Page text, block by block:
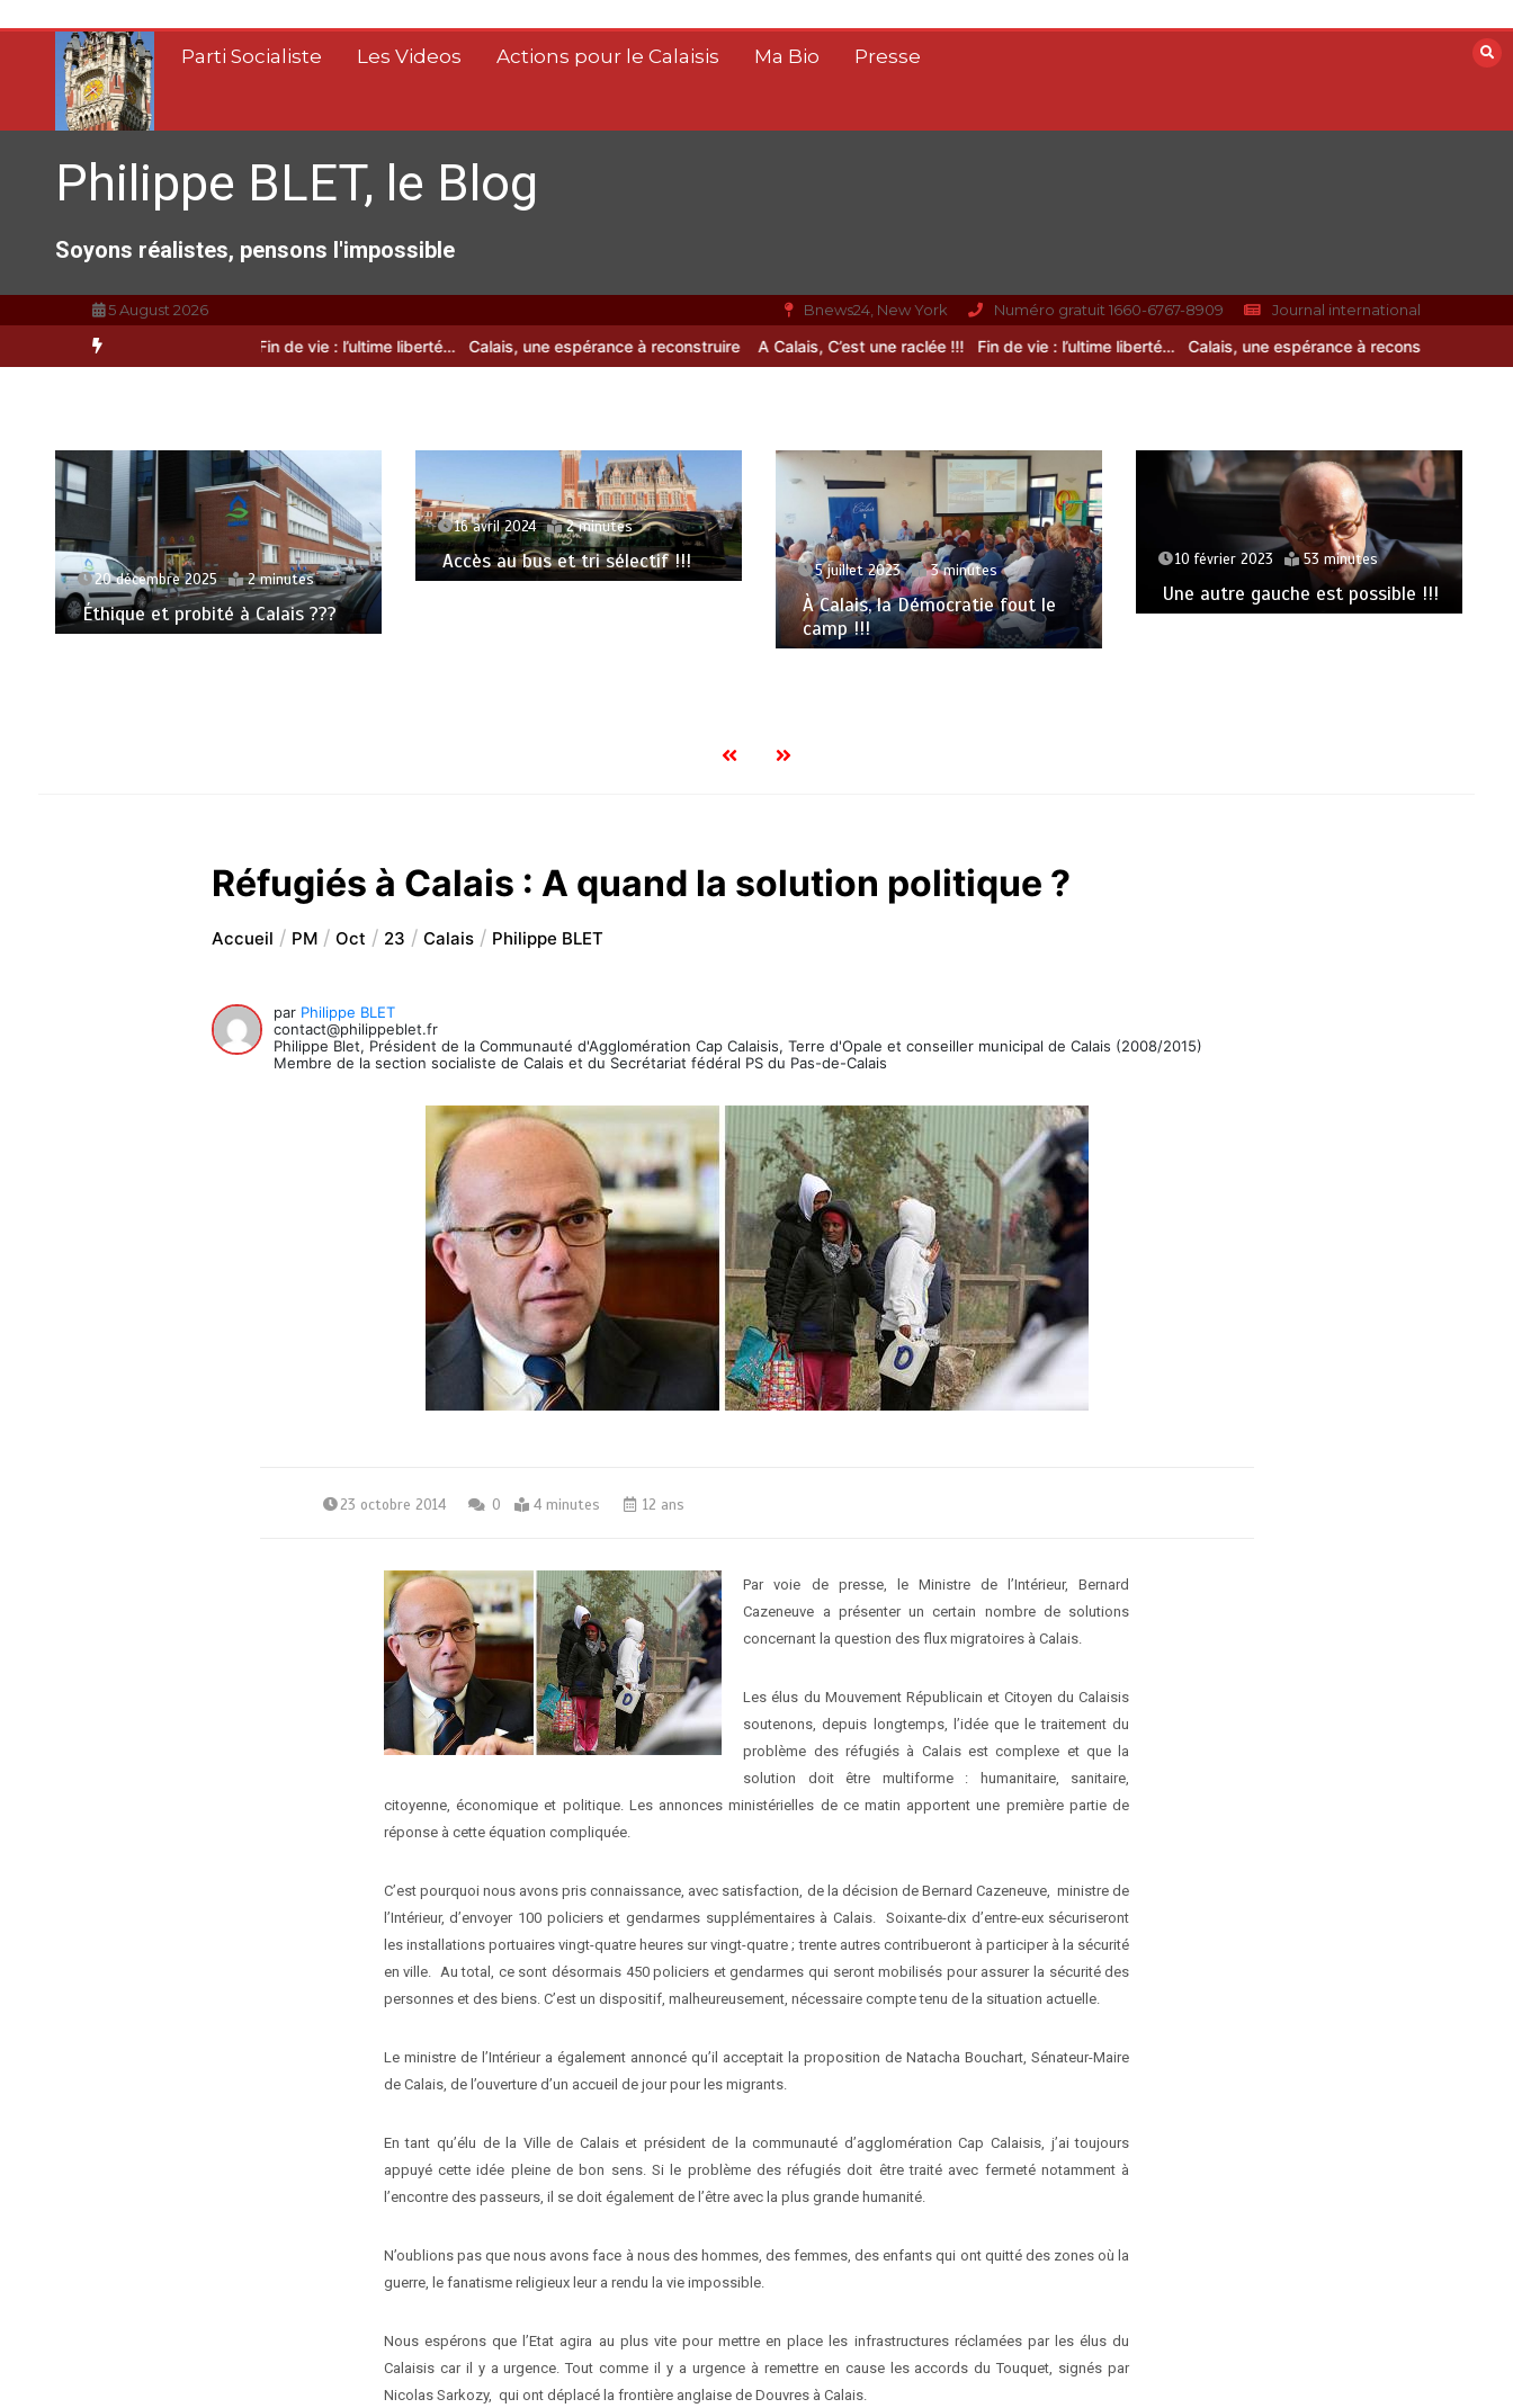
contenu
Parti Socialiste Les Videos Actions pour le Calaisis Ma Bio Presse
Philippe BLET, le Blog
Soyons réalistes, pensons l'impossible
5 August 2026 Bnews24, New York Numéro gratuit 1660-6767-8909 Journal international
C’est une raclée !!! Fin de vie : l’ultime liberté… Calais, une espérance à reconstruire A Calais, C’est une raclée !!! Fin de vie : l’ultime liberté… Calais, une espérance à reconstruire
20 décembre 2025 2 minutes
Éthique et probité à Calais ???
16 avril 2024 2 minutes
Accès au bus et tri sélectif !!! 5 juillet 2023 3 minutes
À Calais, la Démocratie fout le
camp !!!
10 février 2023 53 minutes
Une autre gauche est possible !!!
Réfugiés à Calais : A quand la solution politique ?
Accueil PM Oct 23 Calais Philippe BLET
par Philippe BLET
contact@philippeblet.fr
Philippe Blet, Président de la Communauté d'Agglomération Cap Calaisis, Terre d'Opale et conseiller municipal de Calais (2008/2015)
Membre de la section socialiste de Calais et du Secrétariat fédéral PS du Pas-de-Calais
23 octobre 2014 0 4 minutes 12 ans
Par voie de presse, le Ministre de l’Intérieur, Bernard
Cazeneuve a présenter un certain nombre de solutions
concernant la question des flux migratoires à Calais.
Les élus du Mouvement Républicain et Citoyen du Calaisis
soutenons, depuis longtemps, l’idée que le traitement du
problème des réfugiés à Calais est complexe et que la
solution doit être multiforme : humanitaire, sanitaire,
citoyenne, économique et politique. Les annonces ministérielles de ce matin apportent une première partie de
réponse à cette équation compliquée.
C’est pourquoi nous avons pris connaissance, avec satisfaction, de la décision de Bernard Cazeneuve, ministre de
l’Intérieur, d’envoyer 100 policiers et gendarmes supplémentaires à Calais. Soixante-dix d’entre-eux sécuriseront
les installations portuaires vingt-quatre heures sur vingt-quatre ; trente autres contribueront à participer à la sécurité
en ville. Au total, ce sont désormais 450 policiers et gendarmes qui seront mobilisés pour assurer la sécurité des
personnes et des biens. C’est un dispositif, malheureusement, nécessaire compte tenu de la situation actuelle.
Le ministre de l’Intérieur a également annoncé qu’il acceptait la proposition de Natacha Bouchart, Sénateur-Maire
de Calais, de l’ouverture d’un accueil de jour pour les migrants.
En tant qu’élu de la Ville de Calais et président de la communauté d’agglomération Cap Calaisis, j’ai toujours
appuyé cette idée pleine de bon sens. Si le problème des réfugiés doit être traité avec fermeté notamment à
l’encontre des passeurs, il se doit également de l’être avec la plus grande humanité.
N’oublions pas que nous avons face à nous des hommes, des femmes, des enfants qui ont quitté des zones où la
guerre, le fanatisme religieux leur a rendu la vie impossible.
Nous espérons que l’Etat agira au plus vite pour mettre en place les infrastructures réclamées par les élus du
Calaisis car il y a urgence. Tout comme il y a urgence à remettre en cause les accords du Touquet, signés par
Nicolas Sarkozy, qui ont déplacé la frontière anglaise de Douvres à Calais.